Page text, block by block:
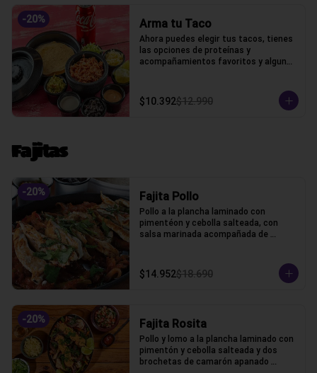
-20% Arma tu Taco
Ahora puedes elegir tus tacos, tienes
las opciones de proteínas y
acompañamientos favoritos y algunos
$10.392$12.990
Fajitas
-20% Fajita Pollo
Pollo a la plancha laminado con
pimentéon y cebolla salteada, con
salsa marinada acompañada de
$14.952$18.690
-20% Fajita Rosita
Pollo y lomo a la plancha laminado con
pimentón y cebolla salteada y dos
brochetas de camarón apanado